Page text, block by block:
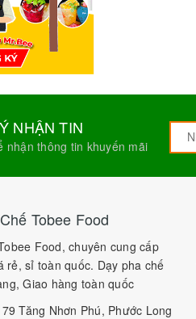
NHẬN TIN
nhận thông tin khuyến mãi
Tobee Food
Food, chuyên cung cấp
rẻ, sỉ toàn quốc. Dạy pha chế
Giao hàng toàn quốc
Tăng Nhơn Phú, Phước Long